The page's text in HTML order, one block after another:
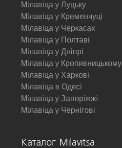
Мілавіца у Луцьку
Мілавіца у Кременчуці
Мілавіца у Черкасах
Мілавіца у Полтаві
Мілавіца у Дніпрі
Мілавіца у Кропивницькому
Мілавіца у Харкові
Мілавіца в Одесі
Мілавіца у Запоріжжі
Мілавіца у Чернігові
Каталог Milavitsa